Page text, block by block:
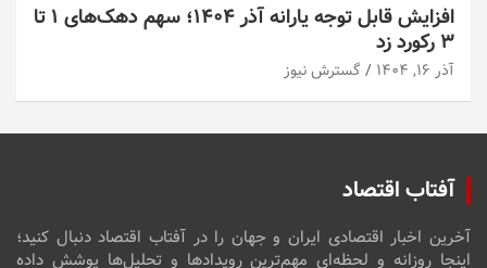
افزایش قابل توجه یارانه آذر ۱۴۰۴؛ سهم دهک‌های ۱ تا
۳ رکورد زد
آذر ۱۶, ۱۴۰۴ گسترش نیوز
آفتاب اقتصاد
آخرین اخبار اقتصادی ایران و جهان را در آفتاب اقتصاد دنبال کنید؛
اینجا روزانه و لحظه‌ای مهم‌ترین رویدادها و تحلیل‌ها پوشش داده